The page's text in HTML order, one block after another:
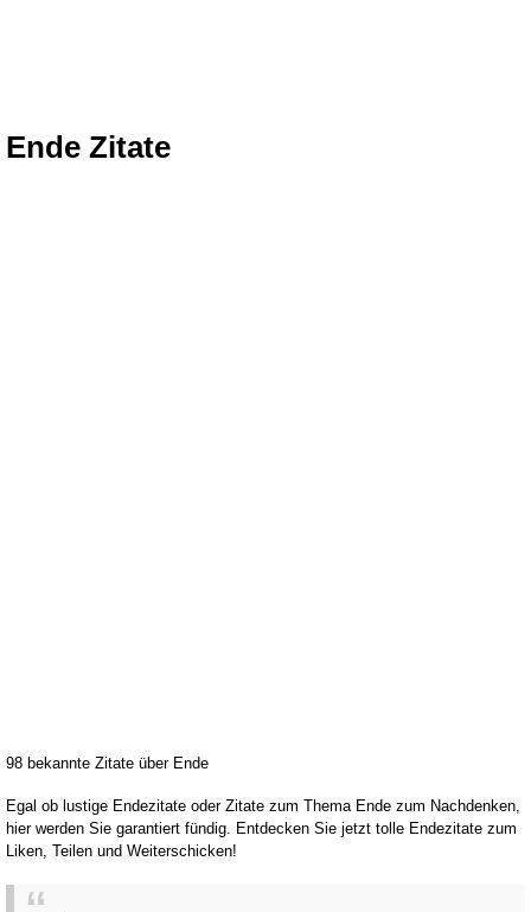
Ende Zitate
98 bekannte Zitate über Ende
Egal ob lustige Endezitate oder Zitate zum Thema Ende zum Nachdenken,
hier werden Sie garantiert fündig. Entdecken Sie jetzt tolle Endezitate zum
Liken, Teilen und Weiterschicken!